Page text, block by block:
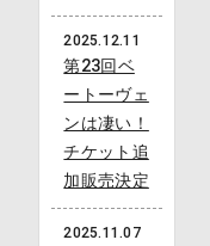
2025.12.11
第23回ベ
ートーヴェ
ンは凄い！
チケット追
加販売決定
2025.11.07